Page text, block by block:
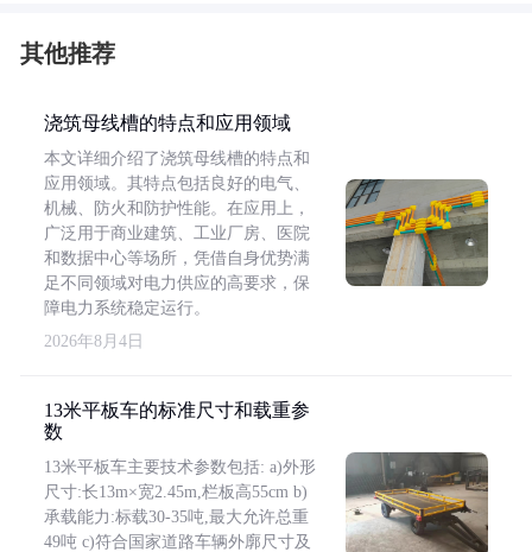
其他推荐
浇筑母线槽的特点和应用领域
本文详细介绍了浇筑母线槽的特点和
应用领域。其特点包括良好的电气、
机械、防火和防护性能。在应用上，
广泛用于商业建筑、工业厂房、医院
和数据中心等场所，凭借自身优势满
足不同领域对电力供应的高要求，保
障电力系统稳定运行。
2026年8月4日
13米平板车的标准尺寸和载重参
数
13米平板车主要技术参数包括: a)外形
尺寸:长13m×宽2.45m,栏板高55cm b)
承载能力:标载30-35吨,最大允许总重
49吨 c)符合国家道路车辆外廓尺寸及